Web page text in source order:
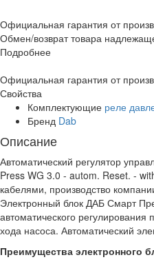
Официальная гарантия от
Обмен/возврат товара
Подробнее
Официальная гарантия от
Свойства
Комплектующие реле
Бренд Dab
Описание
Автоматический регулятор
Press WG 3.0 - autom. Reset. -
кабелями, производство
Электронный блок ДАБ Смарт
автоматического
хода насоса. Автоматический
Преимущества электронного